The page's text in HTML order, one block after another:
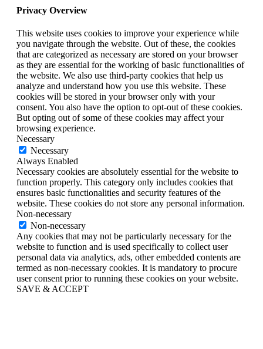
Privacy Overview
This website uses cookies to improve your experience while
you navigate through the website. Out of these, the cookies
that are categorized as necessary are stored on your browser
as they are essential for the working of basic functionalities of
the website. We also use third-party cookies that help us
analyze and understand how you use this website. These
cookies will be stored in your browser only with your
consent. You also have the option to opt-out of these cookies.
But opting out of some of these cookies may affect your
browsing experience.
Necessary
Necessary
Always Enabled
Necessary cookies are absolutely essential for the website to
function properly. This category only includes cookies that
ensures basic functionalities and security features of the
website. These cookies do not store any personal information.
Non-necessary
Non-necessary
Any cookies that may not be particularly necessary for the
website to function and is used specifically to collect user
personal data via analytics, ads, other embedded contents are
termed as non-necessary cookies. It is mandatory to procure
user consent prior to running these cookies on your website.
SAVE & ACCEPT